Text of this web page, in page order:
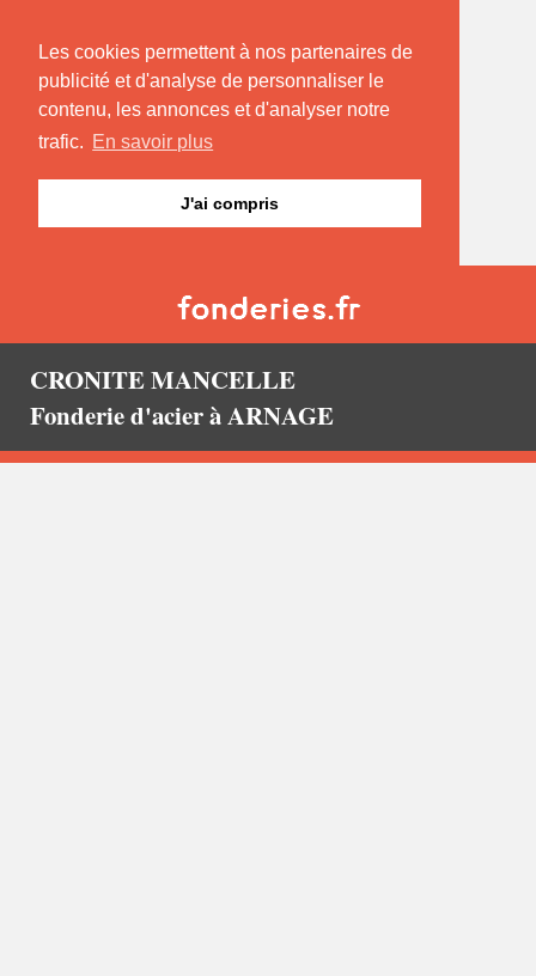
Les cookies permettent à nos partenaires de
publicité et d'analyse de personnaliser le
contenu, les annonces et d'analyser notre
trafic. En savoir plus
J'ai compris
CRONITE MANCELLE
Fonderie d'acier à ARNAGE